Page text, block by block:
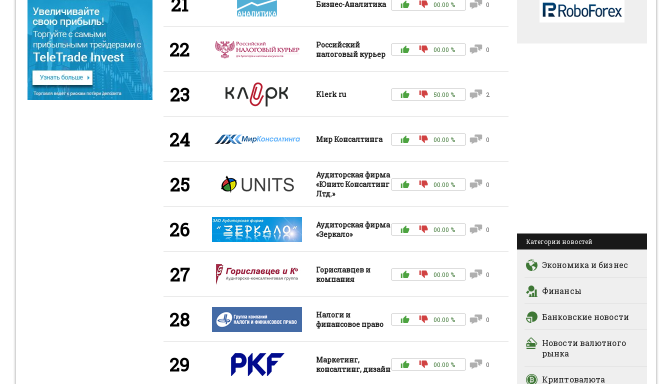
Бизнес-Аналитика 00.00 % 0
22
Российский
налоговый курьер
00.00 % 0
23 Klerk ru 50.00 % 2
24 Мир Консалтинга 00.00 % 0
25
Аудиторская фирма
«Юнитс Консалтинг
Лтд.»
00.00 % 0
26
Аудиторская фирма
«Зеркало»
00.00 % 0
27
Гориславцев и
компания
00.00 % 0
28
Налоги и
финансовое право
00.00 % 0
29
Маркетинг,
консалтинг, дизайн
00.00 % 0
Категории новостей
Экономика и бизнес
Финансы
Банковские новости
Новости валютного
рынка
Криптовалюта